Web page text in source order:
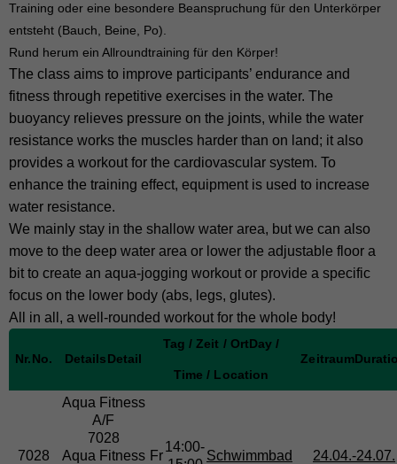
Training oder eine besondere Beanspruchung für den Unterkörper
entsteht (Bauch, Beine, Po).
Rund herum ein Allroundtraining für den Körper!
The class aims to improve participants’ endurance and
fitness through repetitive exercises in the water. The
buoyancy relieves pressure on the joints, while the water
resistance works the muscles harder than on land; it also
provides a workout for the cardiovascular system. To
enhance the training effect, equipment is used to increase
water resistance.
We mainly stay in the shallow water area, but we can also
move to the deep water area or lower the adjustable floor a
bit to create an aqua-jogging workout or provide a specific
focus on the lower body (abs, legs, glutes).
All in all, a well-rounded workout for the whole body!
Nr.No. DetailsDetail
Tag / Zeit / OrtDay /
Time / Location
Zeitraum
7028
Aqua Fitness
A/F
7028
Aqua Fitness Fr
14:00-
Schwimmbad 24.04.-24.07.